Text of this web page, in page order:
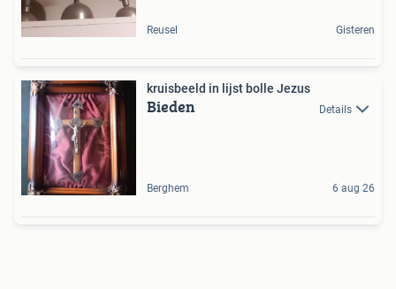
Reusel Gisteren
kruisbeeld in lijst bolle Jezus
Bieden Details
Berghem 6 aug 26